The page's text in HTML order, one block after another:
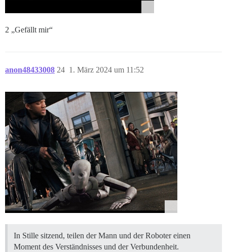
2 „Gefällt mir“
anon48433008 1. März 2024 um 11:52
24
In Stille sitzend, teilen der Mann und der Roboter einen
Moment des Verständnisses und der Verbundenheit.